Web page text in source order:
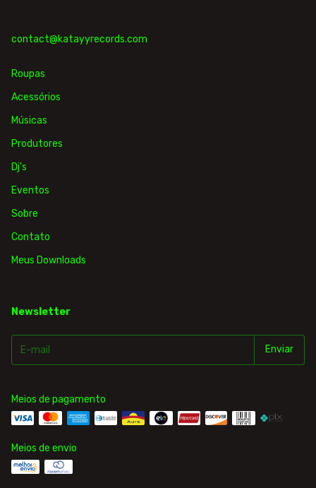
contact@katayyrecords.com
Roupas
Acessórios
Músicas
Produtores
Dj's
Eventos
Sobre
Contato
Meus Downloads
Newsletter
Meios de pagamento
Meios de envio